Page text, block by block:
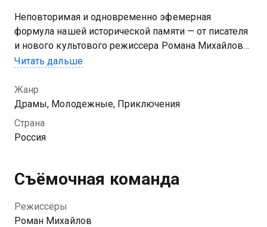
Неповторимая и одновременно эфемерная
формула нашей исторической памяти — от писателя
и нового культового режиссера Романа Михайлова.
Молодые, влюбленные, бесстрашные, потерянные.
школе, ходили в секцию по боксу, дружили не с
теми ребятами и постепенно исчезали один за
другим, так и не повзрослев, — это было недавно и
так давно. Они впервые сталкивались со смертью,
отличающие, не желающие отделить
действительность от фантазии — сколько их
сгорело на этом отчаянном пути к солнцу?
Приготовьтесь увидеть яркий звездный каст,
Читать дальше
Жанр
Драмы, Молодежные, Приключения
Страна
Россия
Съёмочная команда
Режиссёры
Роман Михайлов